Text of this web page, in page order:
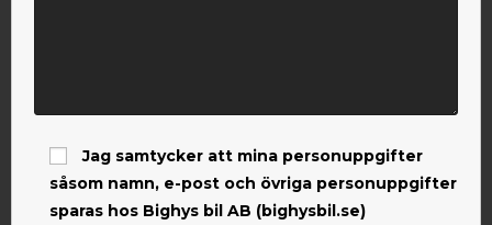
Jag samtycker att mina personuppgifter
såsom namn, e-post och övriga personuppgifter
sparas hos Bighys bil AB (bighysbil.se)